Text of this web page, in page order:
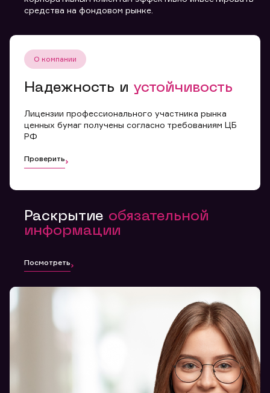
средства на фондовом рынке.
О компании
Надежность и устойчивость
Лицензии профессионального участника рынка
ценных бумаг получены согласно требованиям ЦБ
РФ
Проверить
Раскрытие обязательной
информации
Посмотреть
согласие с политикой
конфиденциальности и
правилами